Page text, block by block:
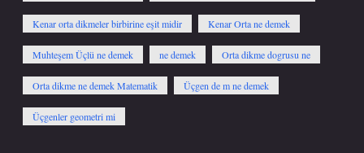
Kenar orta dikmeler birbirine eşit midir Kenar Orta ne demek
Muhteşem Üçlü ne demek ne demek Orta dikme dogrusu ne
Orta dikme ne demek Matematik Üçgen de m ne demek
Üçgenler geometri mi